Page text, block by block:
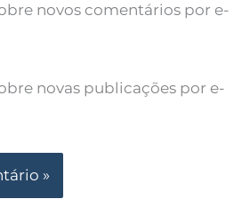
novos comentários por e-
novas publicações por e-